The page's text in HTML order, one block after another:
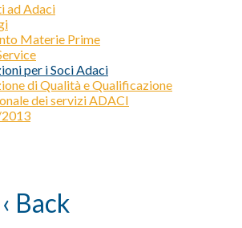
ad Adaci
Materie Prime
per i Soci Adaci
di Qualità e Qualificazione
dei servizi ADACI
‹ Back